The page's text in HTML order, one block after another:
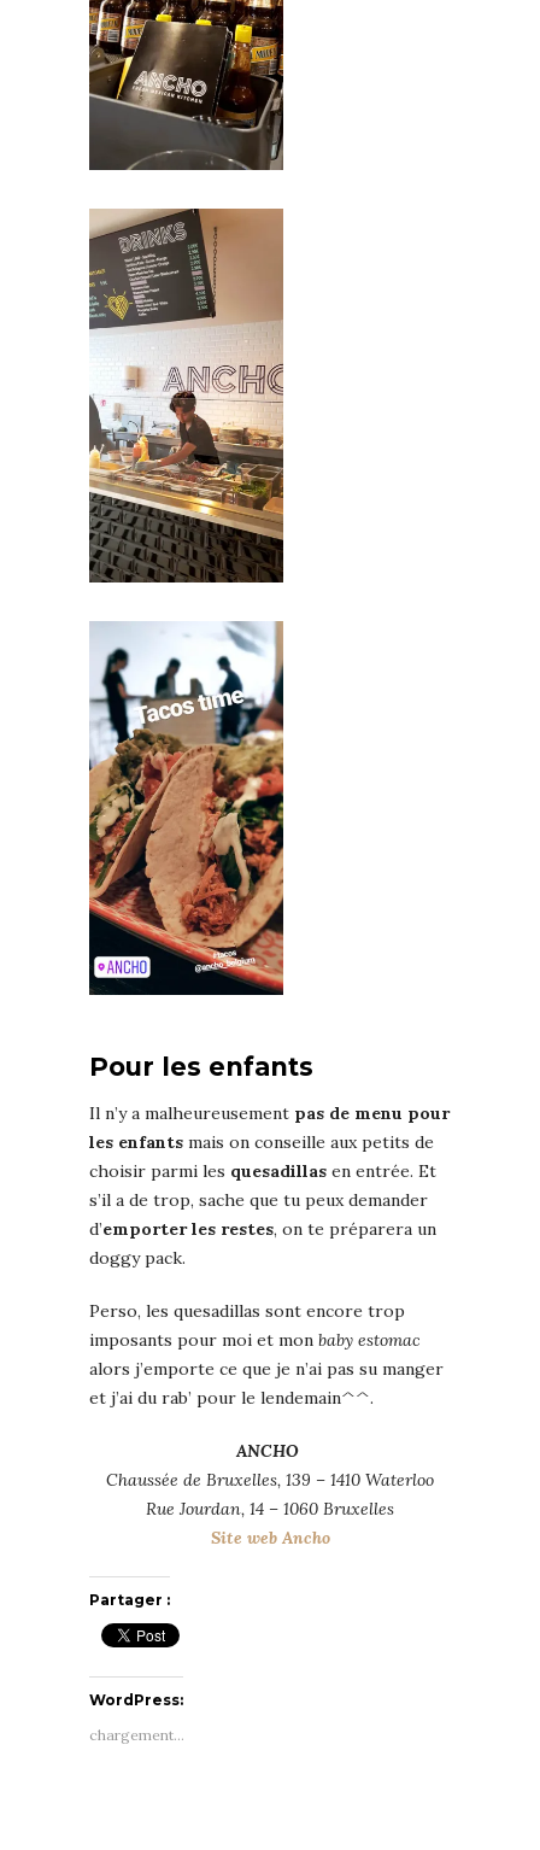
Pour les enfants
Il n’y a malheureusement pas de menu pour
les enfants mais on conseille aux petits de
choisir parmi les quesadillas en entrée. Et
s’il a de trop, sache que tu peux demander
d’emporter les restes, on te préparera un
doggy pack.
Perso, les quesadillas sont encore trop
imposants pour moi et mon baby estomac
alors j’emporte ce que je n’ai pas su manger
et j’ai du rab’ pour le lendemain^^.
ANCHO
Chaussée de Bruxelles, 139 – 1410 Waterloo
Rue Jourdan, 14 – 1060 Bruxelles
Site web Ancho
Partager :
WordPress:
chargement…